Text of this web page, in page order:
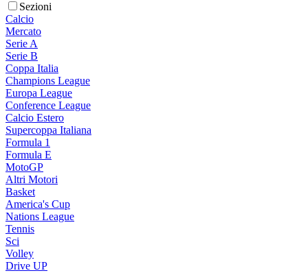
Sezioni
Calcio
Mercato
Serie A
Serie B
Coppa Italia
Champions League
Europa League
Conference League
Calcio Estero
Supercoppa Italiana
Formula 1
Formula E
MotoGP
Altri Motori
Basket
America's Cup
Nations League
Tennis
Sci
Volley
Drive UP